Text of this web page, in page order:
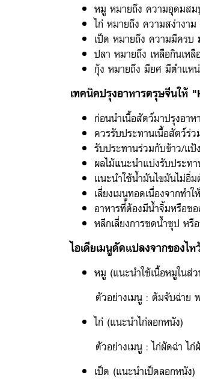
หมู หมายถึง ความอุดมส
ไก่ หมายถึง ความสง่างา
เป็ด หมายถึง ความมีครบ
ปลา หมายถึง เหลือกินเห
กุ้ง หมายถึง มียศ มีตำแห
เทคนิคปรุงอาหารตรุษจีนให้
ก่อนนำเนื้อสัตว์มาปรุงอา
ควรรับประทานเนื้อสัตว์ร่
รับประทานร่วมกับข้าว/แป้
ผลไม้แนะนำแบ่งรับประ
แนะนำใช้น้ำมันไขมันไม่อิ่
เลี่ยงเมนูทอดเนื่องจากทำ
อาหารที่ต้องมีน้ำจิ้มหรือซ
หลีกเลี่ยงการซดน้ำซุป หรื
ไอเดียเมนูดัดแปลงจากของไห
หมู (แนะนำใช้เนื้อหมูในส่
ตัวอย่างเมนู : ต้มจับฉ่าย พ
ไก่ (แนะนำไก่ลอกหนัง)
ตัวอย่างเมนู : ไก่ผัดฉ่า ไก่ผั
เป็ด (แนะนำเป็ดลอกหนัง)